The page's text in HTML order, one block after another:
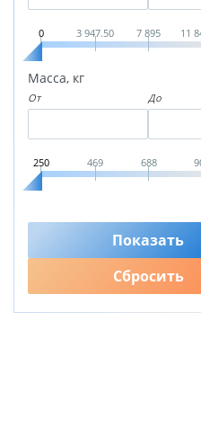
0 3 947.50 7 895 11
Масса, кг
От До
250 469 688